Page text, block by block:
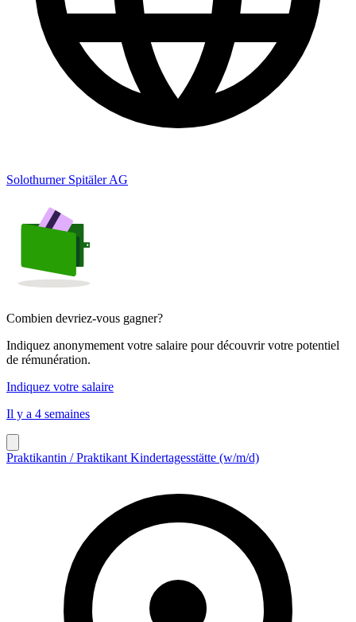
Solothurner Spitäler AG
Combien devriez-vous gagner?
Indiquez anonymement votre salaire pour découvrir votre potentiel
de rémunération.
Indiquez votre salaire
Il y a 4 semaines
Praktikantin / Praktikant Kindertagesstätte (w/m/d)